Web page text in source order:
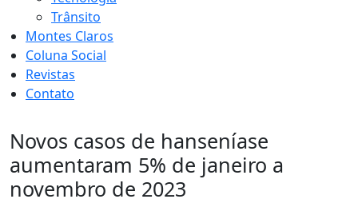
Trânsito
Montes Claros
Coluna Social
Revistas
Contato
Novos casos de hanseníase
aumentaram 5% de janeiro a
novembro de 2023